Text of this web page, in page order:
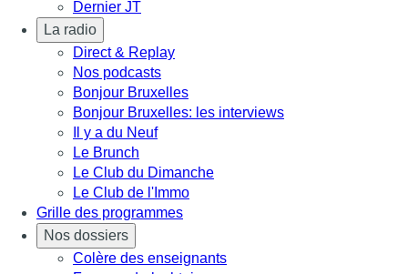
Dernier JT
La radio
Direct & Replay
Nos podcasts
Bonjour Bruxelles
Bonjour Bruxelles: les interviews
Il y a du Neuf
Le Brunch
Le Club du Dimanche
Le Club de l'Immo
Grille des programmes
Nos dossiers
Colère des enseignants